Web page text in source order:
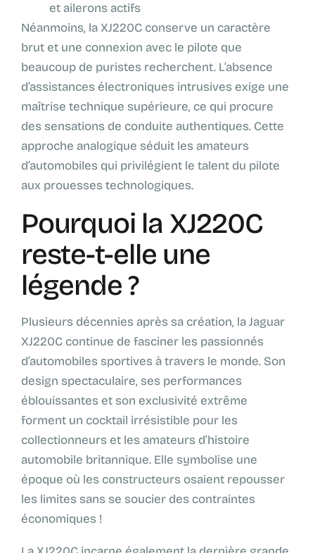
et ailerons actifs
Néanmoins, la XJ220C conserve un caractère
brut et une connexion avec le pilote que
beaucoup de puristes recherchent. L’absence
d’assistances électroniques intrusives exige une
maîtrise technique supérieure, ce qui procure
des sensations de conduite authentiques. Cette
approche analogique séduit les amateurs
d’automobiles qui privilégient le talent du pilote
aux prouesses technologiques.
Pourquoi la XJ220C
reste-t-elle une
légende ?
Plusieurs décennies après sa création, la Jaguar
XJ220C continue de fasciner les passionnés
d’automobiles sportives à travers le monde. Son
design spectaculaire, ses performances
éblouissantes et son exclusivité extrême
forment un cocktail irrésistible pour les
collectionneurs et les amateurs d’histoire
automobile britannique. Elle symbolise une
époque où les constructeurs osaient repousser
les limites sans se soucier des contraintes
économiques !